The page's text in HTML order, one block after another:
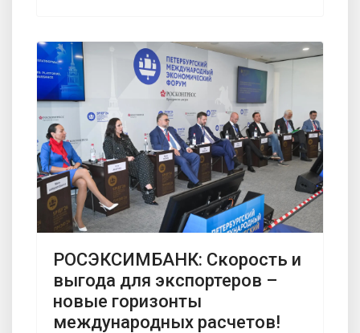
РОСЭКСИМБАНК: Скорость и
выгода для экспортеров –
новые горизонты
международных расчетов!